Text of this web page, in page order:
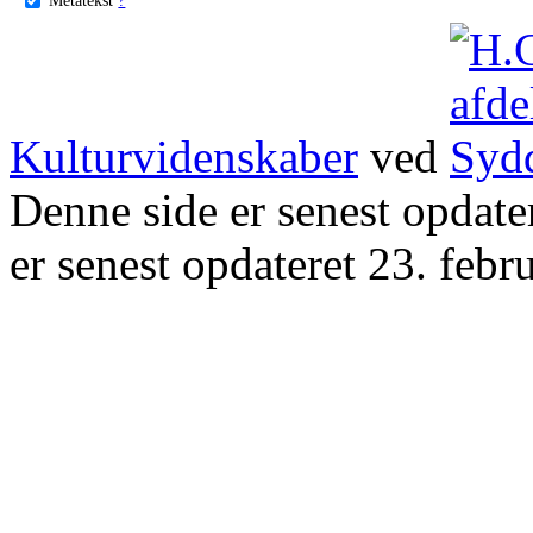
Kulturvidenskaber ved
Denne side er senest
er senest opdateret 23.